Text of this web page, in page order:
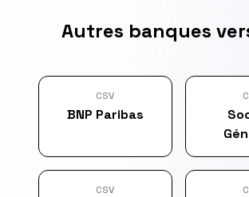
Autres banques
CSV
BNP Paribas
CSV